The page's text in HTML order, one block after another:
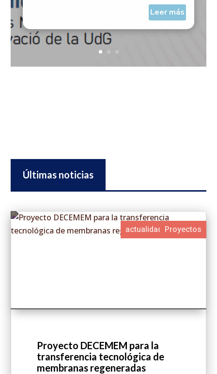
Leer más
Últimas noticias
Proyecto DECEMEM para la
transferencia tecnológica de
membranas regeneradas
Proyectos
actualidad destacada
Proyectos